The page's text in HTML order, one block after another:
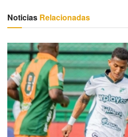
Noticias Relacionadas